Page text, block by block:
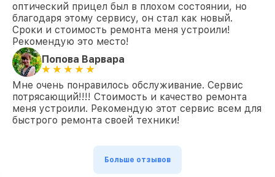
оптический прицел был в плохом состоянии, но
благодаря этому сервису, он стал как новый.
Сроки и стоимость ремонта меня устроили!
Рекомендую это место!
Попова Варвара
Мне очень понравилось обслуживание. Сервис
потрясающий!!!! Стоимость и качество ремонта
меня устроили. Рекомендую этот сервис всем для
быстрого ремонта своей техники!
Больше отзывов